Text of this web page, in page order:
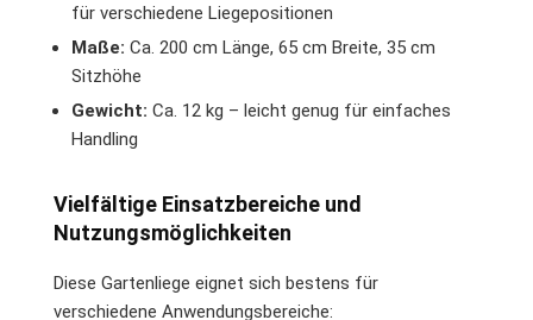
für verschiedene Liegepositionen
Maße: Ca. 200 cm Länge, 65 cm Breite, 35 cm
Sitzhöhe
Gewicht: Ca. 12 kg – leicht genug für einfaches
Handling
Vielfältige Einsatzbereiche und
Nutzungsmöglichkeiten
Diese Gartenliege eignet sich bestens für
verschiedene Anwendungsbereiche: